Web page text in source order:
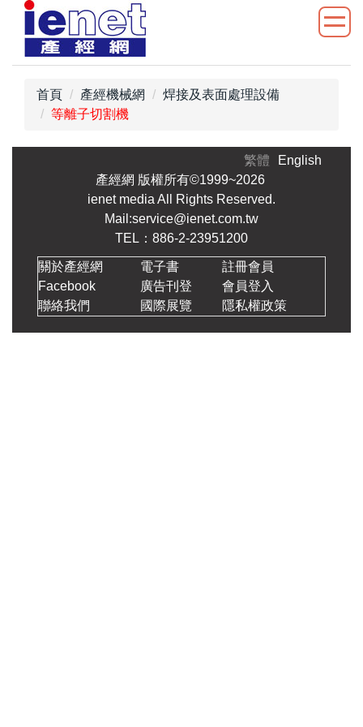
首頁 產經機械網
焊接及表面處理設備
等離子切割機
繁體
English
產經網 版權所有©1999~2026
ienet media All Rights Reserved.
Mail:service@ienet.com.tw
TEL：886-2-23951200
關於產經網
Facebook
聯絡我們
電子書
廣告刊登
國際展覽
註冊會員
會員登入
隱私權政策